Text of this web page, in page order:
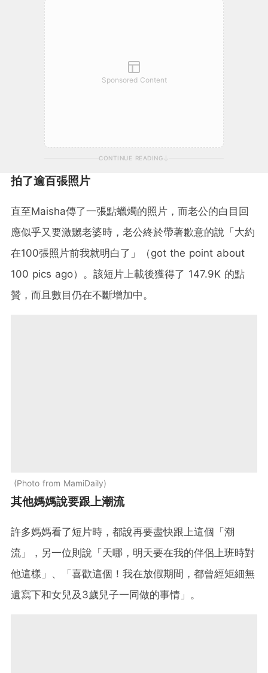
Sponsored Content
CONTINUE READING
拍了逾百張照片
直至Maisha傳了一張點蠟燭的照片，而老公的白目回
應似乎又要激嬲老婆時，老公終於帶著歉意的說「大約
在100張照片前我就明白了」（got the point about
100 pics ago）。該短片上載後獲得了 147.9K 的點
贊，而且數目仍在不斷增加中。
Photo from MamiDaily
其他媽媽說要跟上潮流
許多媽媽看了短片時，都說再要盡快跟上這個「潮
流」，另一位則說「天哪，明天要在我的伴侶上班時對
他這樣」、「喜歡這個！我在放假期間，都曾經矩細無
遺寫下和女兒及3歲兒子一同做的事情」。